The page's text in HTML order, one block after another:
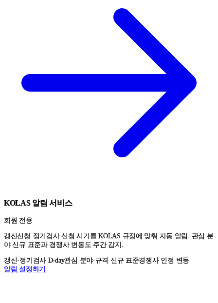
KOLAS 알림 서비스
회원 전용
갱신신청·정기검사 신청 시기를 KOLAS 규정에 맞춰 자동 알림. 관심 분
야 신규 표준과 경쟁사 변동도 주간 감지.
갱신·정기검사 D-day관심 분야·규격 신규 표준경쟁사 인정 변동
알림 설정하기